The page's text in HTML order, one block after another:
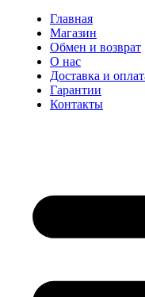
Главная
Магазин
Обмен и возврат
О нас
Доставка и
Гарантии
Контакты